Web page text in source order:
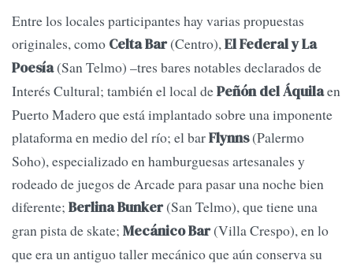
Entre los locales participantes hay varias propuestas
originales, como Celta Bar(Centro),El Federal y La
Poesía(San Telmo) –tres bares notables declarados de
Interés Cultural; también el local dePeñón del Áquilaen
Puerto Madero que está implantado sobre una imponente
plataforma en medio del río; el barFlynns(Palermo
Soho), especializado en hamburguesas artesanales y
rodeado de juegos de Arcade para pasar una noche bien
diferente; Berlina Bunker(San Telmo), que tiene una
gran pista de skate; Mecánico Bar(Villa Crespo), en lo
que era un antiguo taller mecánico que aún conserva su